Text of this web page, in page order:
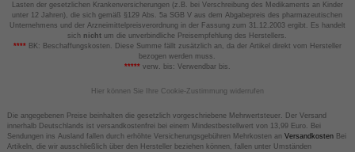
Lasten der gesetzlichen Krankenversicherungen (z.B. bei Verschreibung des Medikaments an Kinder
unter 12 Jahren), die sich gemäß §129 Abs. 5a SGB V aus dem Abgabepreis des pharmazeutischen
Unternehmens und der Arzneimittelpreisverordnung in der Fassung zum 31.12.2003 ergibt. Es handelt
sich nicht um die unverbindliche Preisempfehlung des Herstellers.
****BK: Beschaffungskosten. Diese Summe fällt zusätzlich an, da der Artikel direkt vom Hersteller
bezogen werden muss.
*****verw. bis: Verwendbar bis.
Hier können Sie Ihre Cookie-Zustimmung widerrufen
Die angegebenen Preise beinhalten die gesetzlich vorgeschriebene Mehrwertsteuer. Der Versand
innerhalb Deutschlands ist versandkostenfrei bei einem Mindestbestellwert von 13,99 Euro. Bei
Sendungen ins Ausland fallen durch erhöhte Versicherungsgebühren Mehrkosten an VersandkostenBei
Artikeln, die wir ausschließlich über den Hersteller beziehen können, fallen unter Umständen